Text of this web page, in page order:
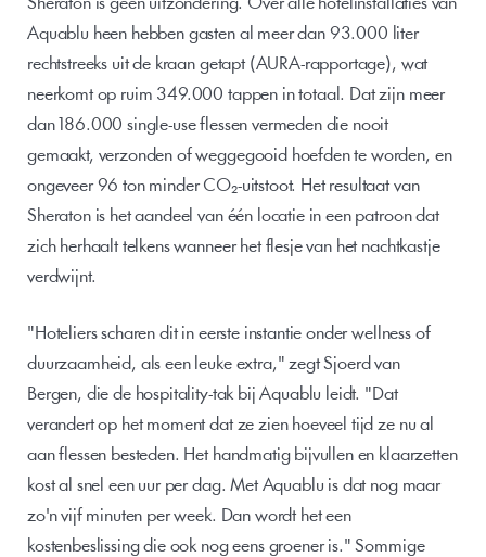
Sheraton is geen uitzondering. Over alle hotelinstallaties van
Aquablu heen hebben gasten al meer dan 93.000 liter
rechtstreeks uit de kraan getapt (AURA-rapportage), wat
neerkomt op ruim 349.000 tappen in totaal. Dat zijn meer
dan 186.000 single-use flessen vermeden die nooit
gemaakt, verzonden of weggegooid hoefden te worden, en
ongeveer 96 ton minder CO₂-uitstoot. Het resultaat van
Sheraton is het aandeel van één locatie in een patroon dat
zich herhaalt telkens wanneer het flesje van het nachtkastje
verdwijnt.
"Hoteliers scharen dit in eerste instantie onder wellness of
duurzaamheid, als een leuke extra," zegt Sjoerd van
Bergen, die de hospitality-tak bij Aquablu leidt. "Dat
verandert op het moment dat ze zien hoeveel tijd ze nu al
aan flessen besteden. Het handmatig bijvullen en klaarzetten
kost al snel een uur per dag. Met Aquablu is dat nog maar
zo'n vijf minuten per week. Dan wordt het een
kostenbeslissing die ook nog eens groener is." Sommige